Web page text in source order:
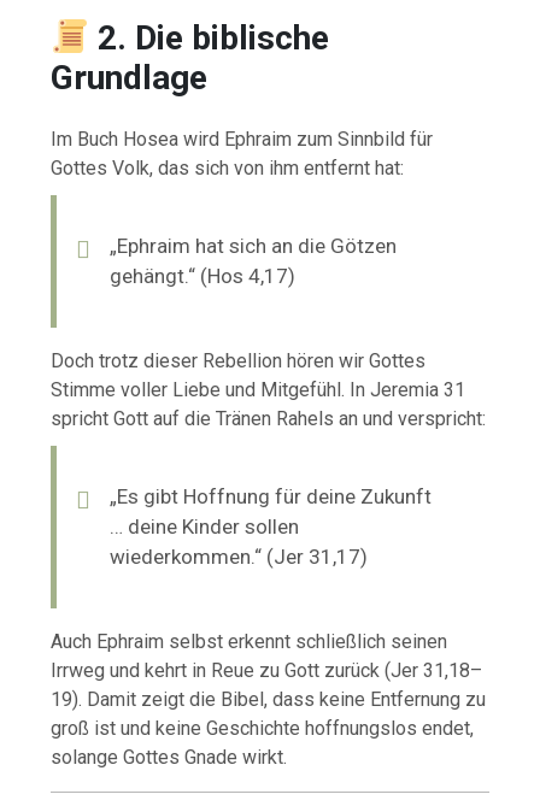
2. Die biblische
Grundlage
Im Buch Hosea wird Ephraim zum Sinnbild für
Gottes Volk, das sich von ihm entfernt hat:
„Ephraim hat sich an die Götzen
gehängt.“ (Hos 4,17)
Doch trotz dieser Rebellion hören wir Gottes
Stimme voller Liebe und Mitgefühl. In Jeremia 31
spricht Gott auf die Tränen Rahels an und verspricht:
„Es gibt Hoffnung für deine Zukunft
… deine Kinder sollen
wiederkommen.“ (Jer 31,17)
Auch Ephraim selbst erkennt schließlich seinen
Irrweg und kehrt in Reue zu Gott zurück (Jer 31,18–
19). Damit zeigt die Bibel, dass keine Entfernung zu
groß ist und keine Geschichte hoffnungslos endet,
solange Gottes Gnade wirkt.